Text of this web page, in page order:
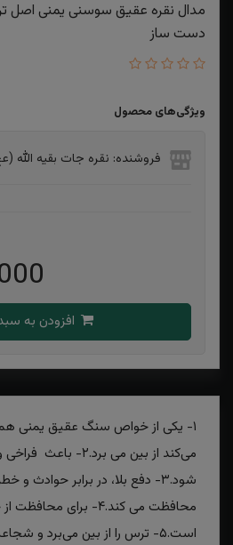
مدال نقره عقیق سوسنی یمنی اصل
دست ساز
ویژگی‌های محصول
فروشنده: نقره جات بقیه الله
۱- یکی از خواص سنگ عقیق یمنی
می‌کند از بین می
شود.۳- دفع بلا، در برابر حوادث
محافظت می کند.۴- برای
است.۵- ترس را از بین می‌برد و